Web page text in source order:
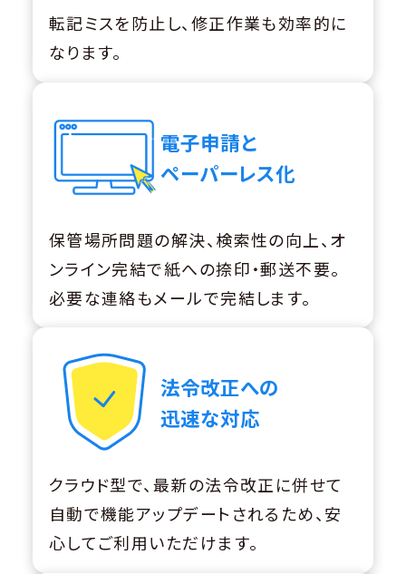
転記ミスを防止し、修正作業も効率的に
なります。
電子申請と
ペーパーレス化
保管場所問題の解決、検索性の向上、オ
ンライン完結で紙への捺印・郵送不要。
必要な連絡もメールで完結します。
法令改正への
迅速な対応
クラウド型で、最新の法令改正に併せて
自動で機能アップデートされるため、安
心してご利用いただけます。